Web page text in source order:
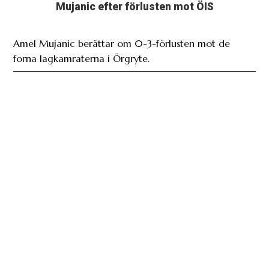
Mujanic efter förlusten mot ÖIS
Amel Mujanic berättar om 0-3-förlusten mot de
forna lagkamraterna i Örgryte.